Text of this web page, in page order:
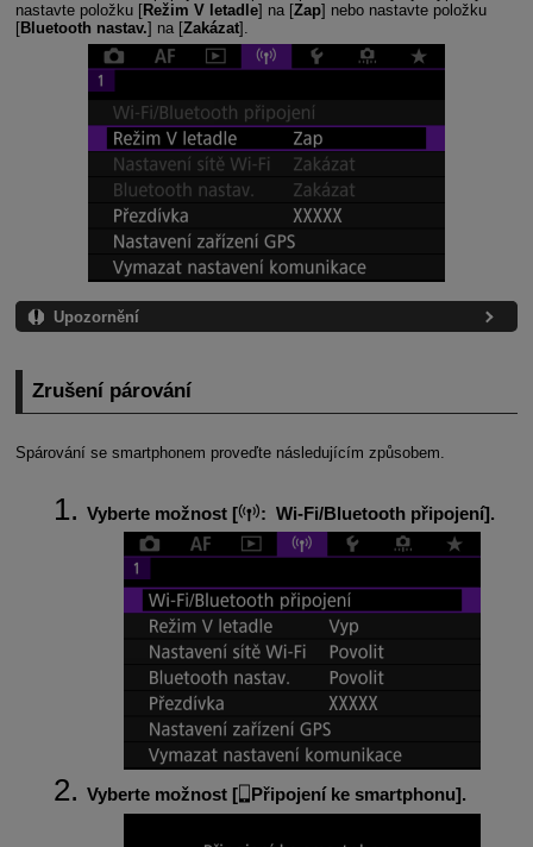
nastavte položku [Režim V letadle] na [Zap] nebo nastavte položku
[Bluetooth nastav.] na [Zakázat].
Upozornění
Zrušení párování
Spárování se smartphonem proveďte následujícím způsobem.
Vyberte možnost [ : Wi-Fi/Bluetooth připojení].
Vyberte možnost [ Připojení ke smartphonu].